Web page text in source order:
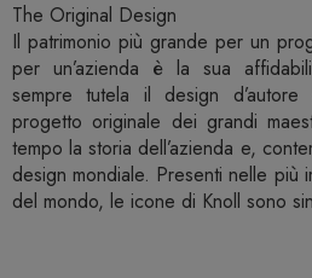
The Original Design
Il patrimonio più grande per un
per un’azienda è la sua
sempre tutela il design
progetto originale dei grandi
tempo la storia dell’azienda e,
design mondiale. Presenti nelle più
del mondo, le icone di Knoll sono